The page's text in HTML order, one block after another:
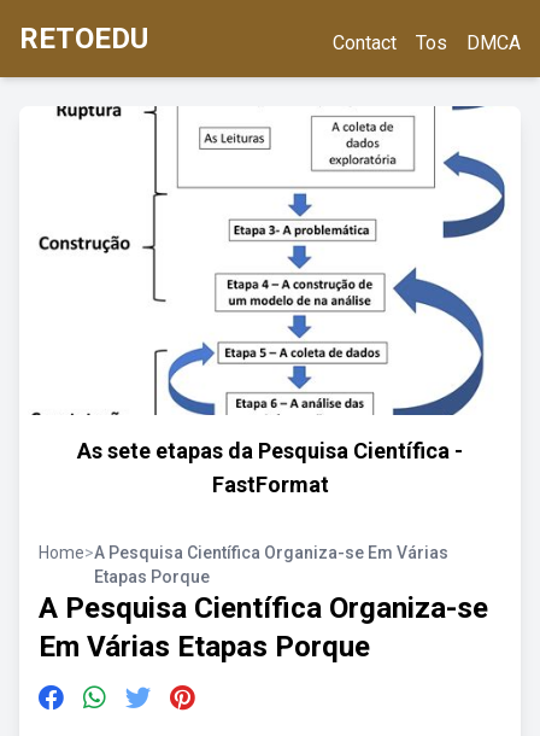
RETOEDU Contact Tos DMCA
As sete etapas da Pesquisa Científica -
FastFormat
Home>A Pesquisa Científica Organiza-se Em Várias
Etapas Porque
A Pesquisa Científica Organiza-se
Em Várias Etapas Porque